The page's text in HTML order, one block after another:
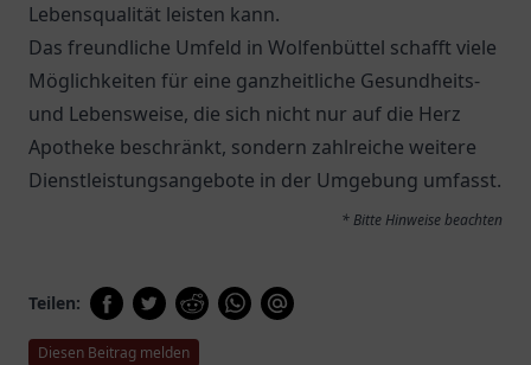
Lebensqualität leisten kann.
Das freundliche Umfeld in Wolfenbüttel schafft viele
Möglichkeiten für eine ganzheitliche Gesundheits-
und Lebensweise, die sich nicht nur auf die Herz
Apotheke beschränkt, sondern zahlreiche weitere
Dienstleistungsangebote in der Umgebung umfasst.
* Bitte Hinweise beachten
Teilen:
Diesen Beitrag melden